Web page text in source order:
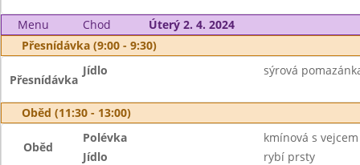
Menu Chod
Úterý 2. 4. 2024
Přesnídávka (9:00 - 9:30)
Přesnídávka
Jídlo sýrová
Oběd (11:30 - 13:00)
Oběd
Polévka
kmínová s vejcem
Jídlo
rybí prsty